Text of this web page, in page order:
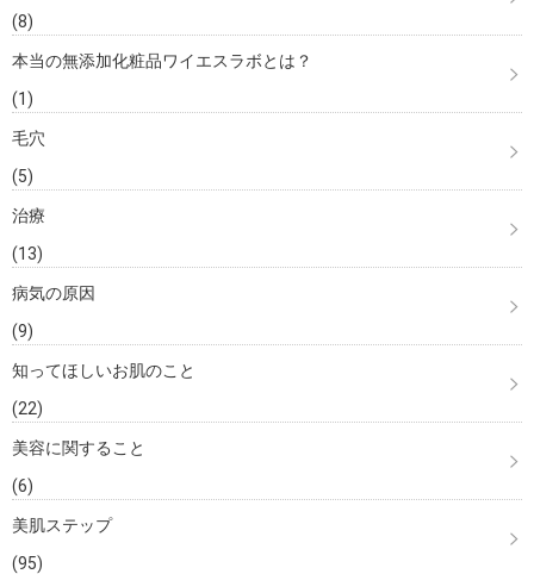
(8)
本当の無添加化粧品ワイエスラボとは？
(1)
毛穴
(5)
治療
(13)
病気の原因
(9)
知ってほしいお肌のこと
(22)
美容に関すること
(6)
美肌ステップ
(95)